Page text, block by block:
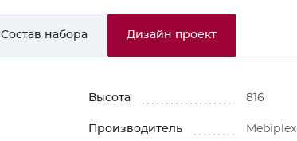
Состав набора Дизайн проект
Высота 816
Производитель Mebiрlex